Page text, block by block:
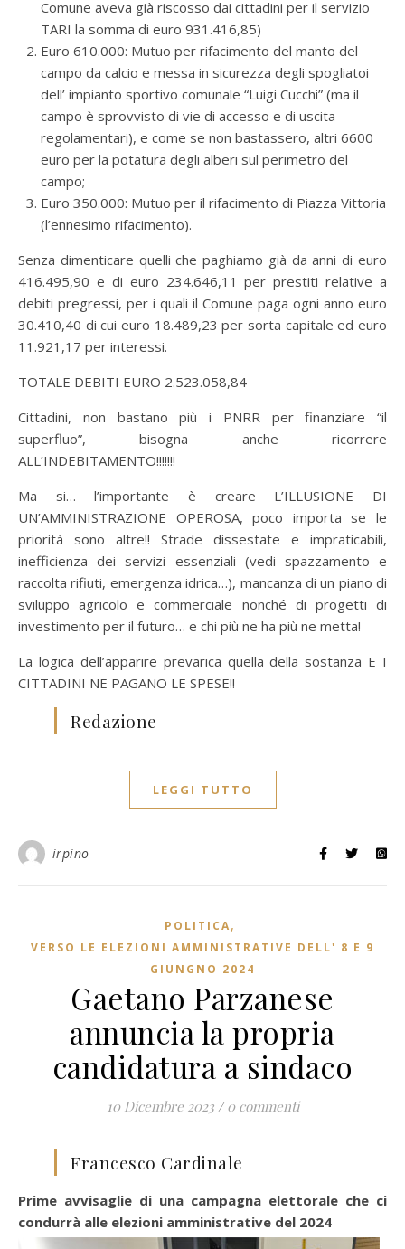
Comune aveva già riscosso dai cittadini per il servizio
TARI la somma di euro 931.416,85)
Euro 610.000: Mutuo per rifacimento del manto del
campo da calcio e messa in sicurezza degli spogliatoi
dell’ impianto sportivo comunale “Luigi Cucchi” (ma il
campo è sprovvisto di vie di accesso e di uscita
regolamentari), e come se non bastassero, altri 6600
euro per la potatura degli alberi sul perimetro del
campo;
Euro 350.000: Mutuo per il rifacimento di Piazza Vittoria
(l’ennesimo rifacimento).
Senza dimenticare quelli che paghiamo già da anni di euro
416.495,90 e di euro 234.646,11 per prestiti relative a
debiti pregressi, per i quali il Comune paga ogni anno euro
30.410,40 di cui euro 18.489,23 per sorta capitale ed euro
11.921,17 per interessi.
TOTALE DEBITI EURO 2.523.058,84
Cittadini, non bastano più i PNRR per finanziare “il
superfluo”, bisogna anche ricorrere
ALL’INDEBITAMENTO!!!!!!!
Ma si… l’importante è creare L’ILLUSIONE DI
UN’AMMINISTRAZIONE OPEROSA, poco importa se le
priorità sono altre!! Strade dissestate e impraticabili,
inefficienza dei servizi essenziali (vedi spazzamento e
raccolta rifiuti, emergenza idrica…), mancanza di un piano di
sviluppo agricolo e commerciale nonché di progetti di
investimento per il futuro… e chi più ne ha più ne metta!
La logica dell’apparire prevarica quella della sostanza E I
CITTADINI NE PAGANO LE SPESE!!
Redazione
LEGGI TUTTO
irpino
POLITICA,
VERSO LE ELEZIONI AMMINISTRATIVE DELL' 8 E 9
GIUNGNO 2024
Gaetano Parzanese
annuncia la propria
candidatura a sindaco
10 Dicembre 2023 / 0 commenti
Francesco Cardinale
Prime avvisaglie di una campagna elettorale che ci
condurrà alle elezioni amministrative del 2024